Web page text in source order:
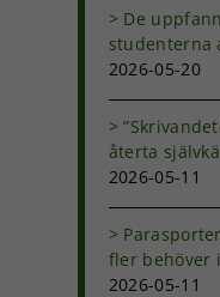
De
studenterna
2026-05-20
återta
2026-05-11
fler behöver
2026-05-11